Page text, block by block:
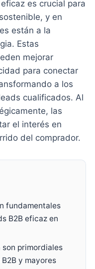
es crucial para
y en
están a la
Estas
mejorar
para conectar
a los
cualificados. Al
las
el interés en
del comprador.
fundamentales
B2B eficaz en
son primordiales
y mayores